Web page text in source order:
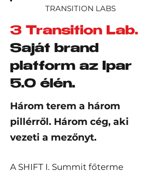
TRANSITION LABS
3 Transition Lab.
Saját brand
platform az Ipar
5.0 élén.
Három terem a három
pillérről. Három cég, aki
vezeti a mezőnyt.
A SHIFT I. Summit főterme